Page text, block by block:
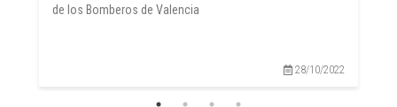
de los Bomberos de Valencia
28/10/2022